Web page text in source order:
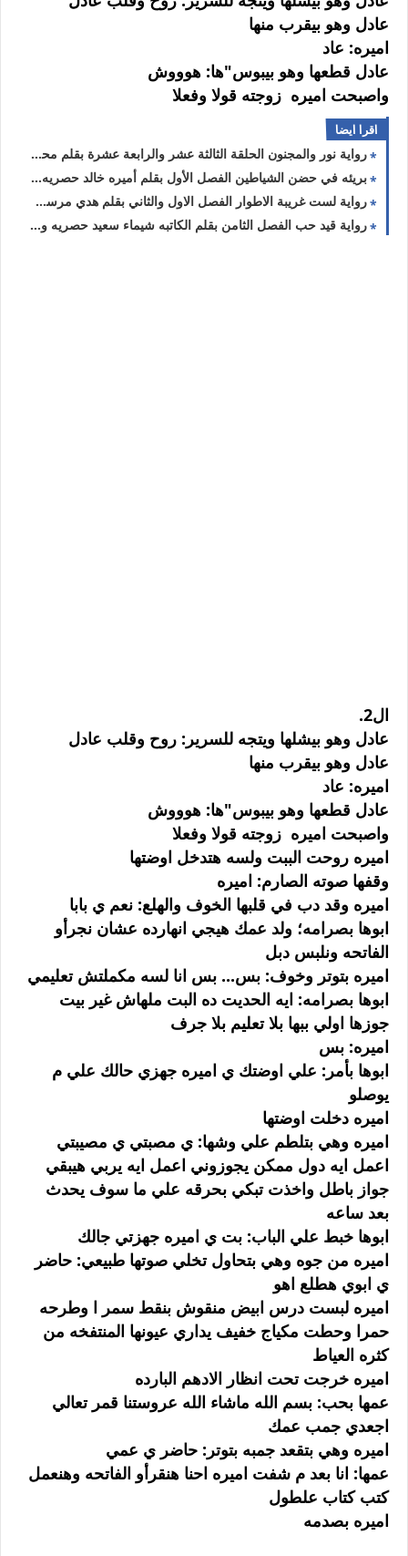
عادل وهو بيقرب منها
اميره: عاد
عادل قطعها وهو بيبوس"ها: هوووش
واصبحت اميره زوجته قولا وفعلا
اقرا ايضا
رواية نور والمجنون الحلقة الثالثة عشر والرابعة عشرة بقلم محمد منصور حصريه وجديده
بريئه في حضن الشياطين الفصل الأول بقلم أميره خالد حصريه وجديده
رواية لست غريبة الاطوار الفصل الاول والثاني بقلم هدي مرسي حصريه وجديده
رواية قيد حب الفصل الثامن بقلم الكاتبه شيماء سعيد حصريه وجديده
ال2.
عادل وهو بيشلها ويتجه للسرير: روح وقلب عادل
عادل وهو بيقرب منها
اميره: عاد
عادل قطعها وهو بيبوس"ها: هوووش
واصبحت اميره زوجته قولا وفعلا
اميره روحت الببت ولسه هتدخل اوضتها
وقفها صوته الصارم: اميره
اميره وقد دب في قلبها الخوف والهلع: نعم ي بابا
ابوها بصرامه؛ ولد عمك هيجي انهارده عشان نجرأو
الفاتحه ونلبس دبل
اميره بتوتر وخوف: بس... بس انا لسه مكملتش تعليمي
ابوها بصرامه: ايه الحديت ده البت ملهاش غير بيت
جوزها اولي ببها بلا تعليم بلا جرف
اميره: بس
ابوها بأمر: علي اوضتك ي اميره جهزي حالك علي م
يوصلو
اميره دخلت اوضتها
اميره وهي بتلطم علي وشها: ي مصبتي ي مصيبتي
اعمل ايه دول ممكن يجوزوني اعمل ايه يربي هيبقي
جواز باطل واخذت تبكي بحرقه علي ما سوف يحدث
بعد ساعه
ابوها خبط علي الباب: بت ي اميره جهزتي جالك
اميره من جوه وهي بتحاول تخلي صوتها طبيعي: حاضر
ي ابوي هطلع اهو
اميره لبست درس ابيض منقوش بنقط سمر ا وطرحه
حمرا وحطت مكياج خفيف يداري عيونها المنتفخه من
كثره العياط
اميره خرجت تحت انظار الادهم البارده
عمها بحب: بسم الله ماشاء الله عروستنا قمر تعالي
اجعدي جمب عمك
اميره وهي بتقعد جمبه بتوتر: حاضر ي عمي
عمها: انا بعد م شفت اميره احنا هنقرأو الفاتحه وهنعمل
كتب كتاب علطول
اميره بصدمه